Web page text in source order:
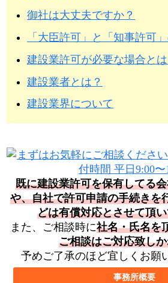
御社は大丈夫ですか？
「大臣許可」と「知事許可
建設業許可が必要な場合とは
建設業者とは？
建設業界について
既に建設業許可を保有してる
や、自社で許可申請の手続きを
どは有償対応とさせて頂
また、ご相談時に社名・氏名を
ご相談はご対応致し
予めご了承のほど宜しくお願
事務所概要